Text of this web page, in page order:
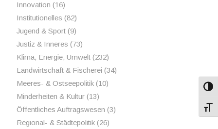
Innovation (16)
Institutionelles (82)
Jugend & Sport(9)
Justiz & Inneres (73)
Klima, Energie, Umwelt(232)
Landwirtschaft & Fischerei (34)
Meeres- & Ostseepolitik(10)
Minderheiten & Kultur(13)
Öffentliches Auftragswesen (3)
Regional- & Städtepolitik(26)